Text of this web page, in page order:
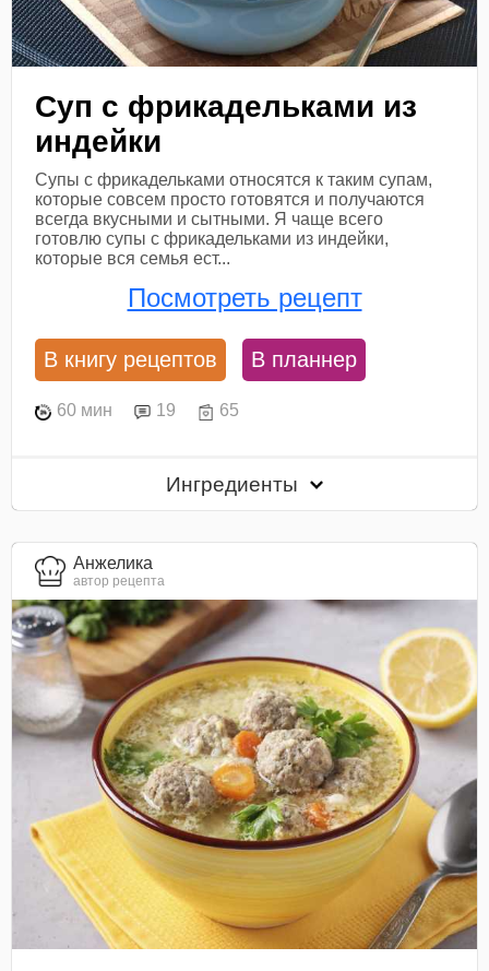
Суп с фрикадельками из
индейки
Супы с фрикадельками относятся к таким супам,
которые совсем просто готовятся и получаются
всегда вкусными и сытными. Я чаще всего
готовлю супы с фрикадельками из индейки,
которые вся семья ест...
Посмотреть рецепт
В книгу рецептов В планнер
60 мин 19 65
Ингредиенты
Анжелика
автор рецепта